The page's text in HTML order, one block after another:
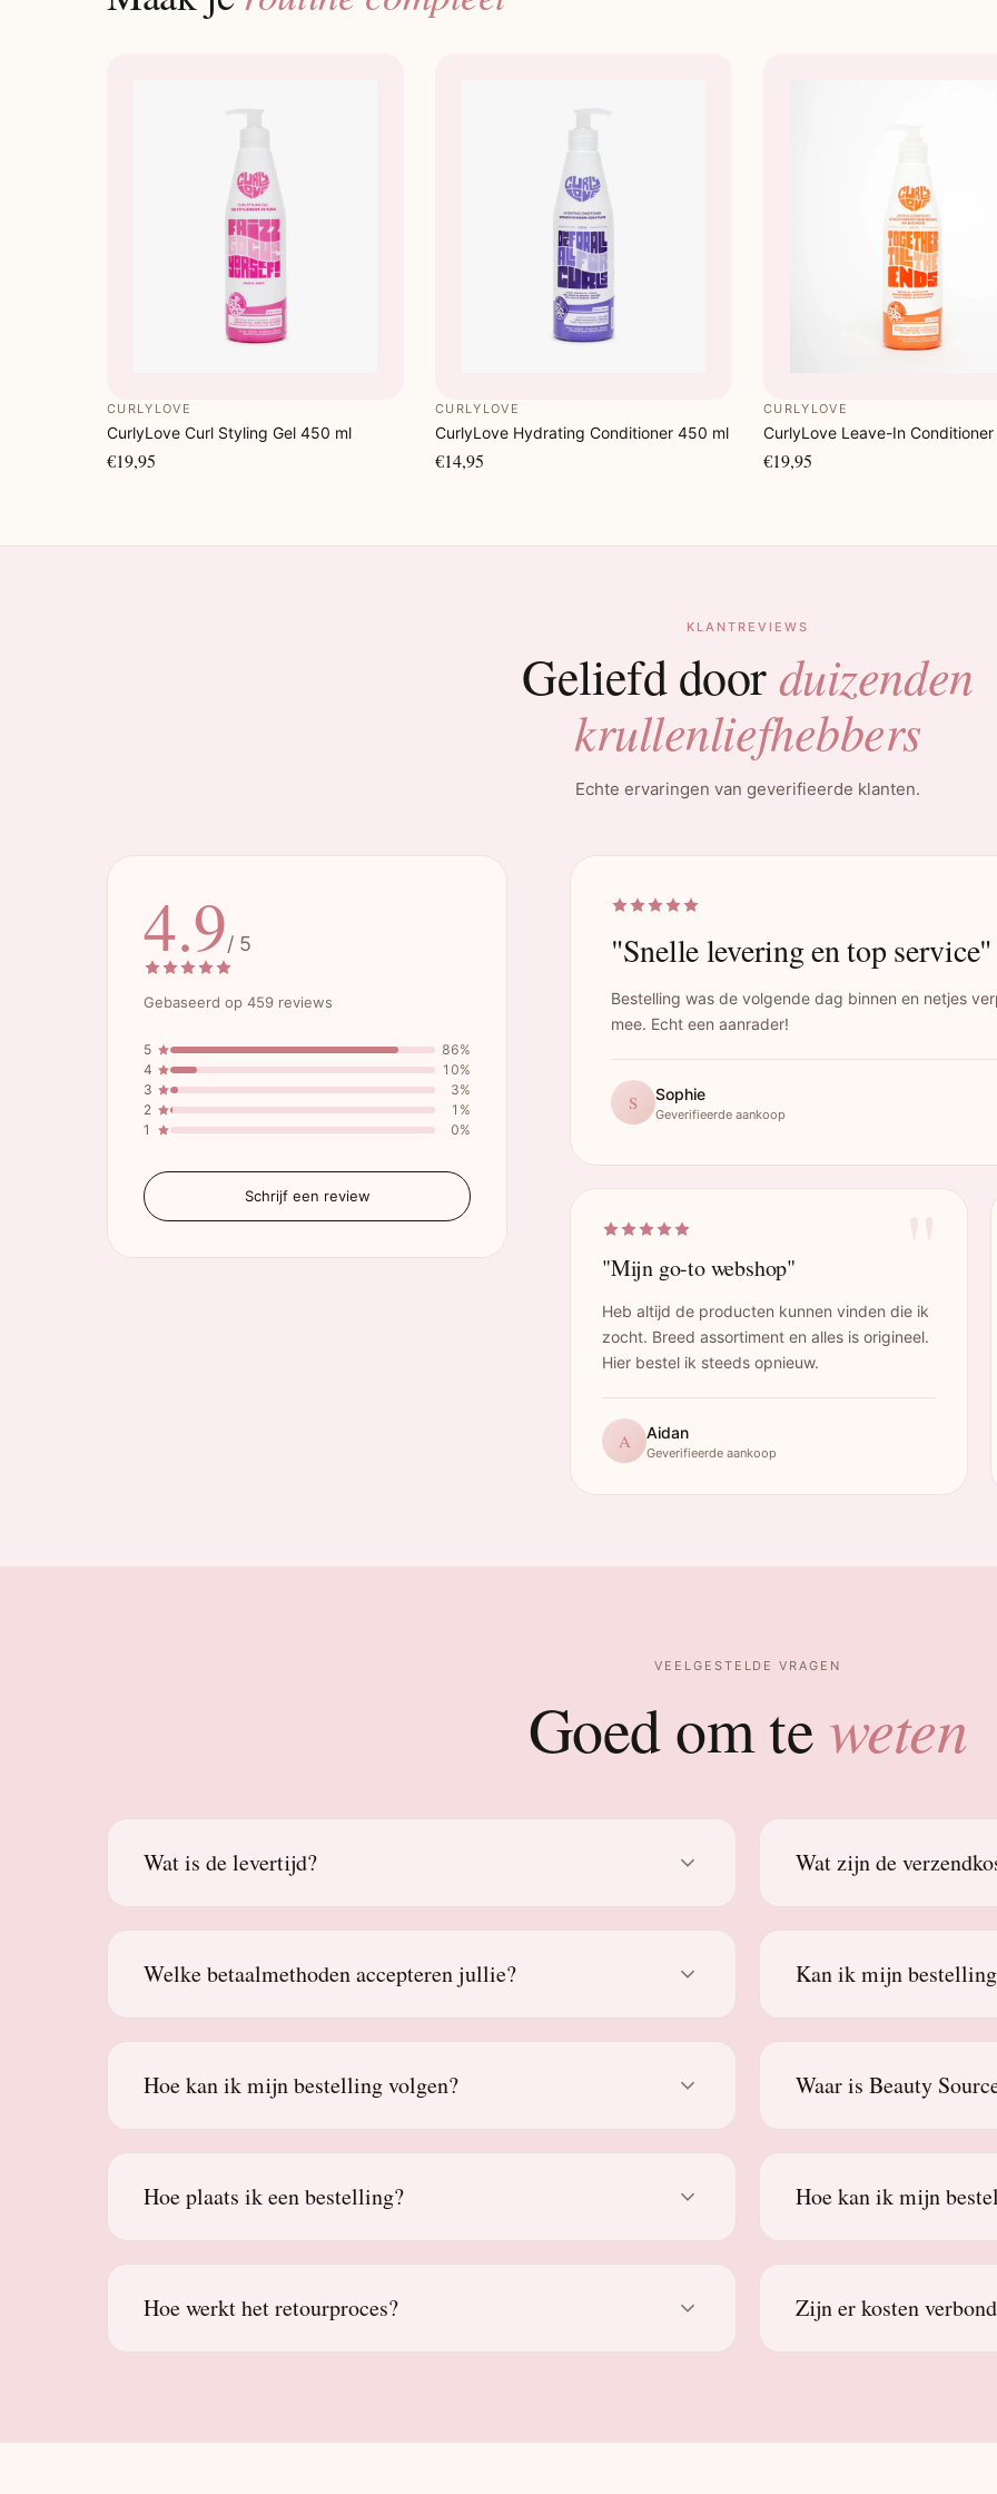
CURLYLOVE
CurlyLove Curl Styling Gel 450 ml
€19,95
CURLYLOVE
CurlyLove Hydrating Conditioner 450 ml
€14,95
CURLYLOVE
CurlyLove Leave-In
€19,95
KLANTREVIEWS
Geliefd doorduizenden
krullenliefhebbers
Echte ervaringen van geverifieerde klanten.
4.9/ 5
Gebaseerd op 459 reviews
5
86%
4
10%
3
3%
2
1%
1
0%
Schrijf een review
"Snelle levering en top service"
Bestelling was de volgende dag binnen en netjes
mee. Echt een aanrader!
S Sophie
Geverifieerde aankoop
"Mijn go-to webshop"
Heb altijd de producten kunnen vinden die ik
zocht. Breed assortiment en alles is origineel.
Hier bestel ik steeds opnieuw.
A Aidan
Geverifieerde aankoop
VEELGESTELDE VRAGEN
Goed om te weten
Wat is de levertijd? Wat zijn de
Welke betaalmethoden accepteren jullie? Kan ik mijn
Hoe kan ik mijn bestelling volgen? Waar is Beauty
Hoe plaats ik een bestelling? Hoe kan ik mijn
Hoe werkt het retourproces? Zijn er kosten